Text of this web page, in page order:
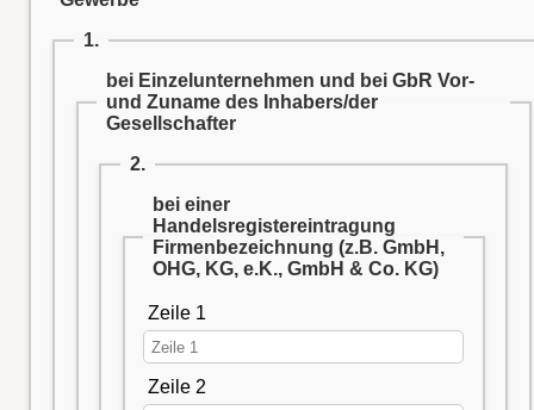
1.
bei Einzelunternehmen und bei GbR Vor-
und Zuname des Inhabers/der
Gesellschafter
2.
bei einer
Handelsregistereintragung
Firmenbezeichnung (z.B. GmbH,
OHG, KG, e.K., GmbH & Co. KG)
Zeile 1
Zeile 2